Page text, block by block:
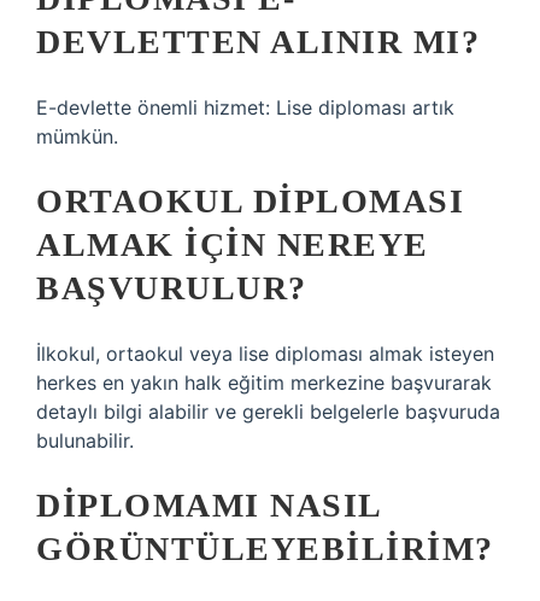
DEVLETTEN ALINIR MI?
E-devlette önemli hizmet: Lise diploması artık
mümkün.
ORTAOKUL DIPLOMASI
ALMAK IÇIN NEREYE
BAŞVURULUR?
İlkokul, ortaokul veya lise diploması almak isteyen
herkes en yakın halk eğitim merkezine başvurarak
detaylı bilgi alabilir ve gerekli belgelerle başvuruda
bulunabilir.
DIPLOMAMI NASIL
GÖRÜNTÜLEYEBILIRIM?